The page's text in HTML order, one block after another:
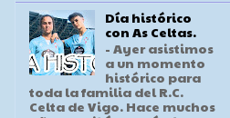
Día histórico
con As Celtas.
- Ayer asistimos
a un momento
histórico para
toda la familia del R.C.
Celta de Vigo. Hace muchos